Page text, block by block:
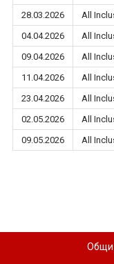
28.03.2026
All
04.04.2026
All
09.04.2026
All
11.04.2026
All
23.04.2026
All
02.05.2026
All
09.05.2026
All
Общи